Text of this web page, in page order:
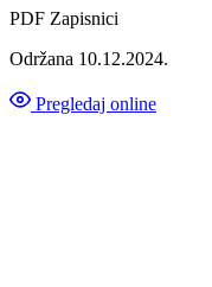
PDF Zapisnici
Održana 10.12.2024.
Pregledaj online